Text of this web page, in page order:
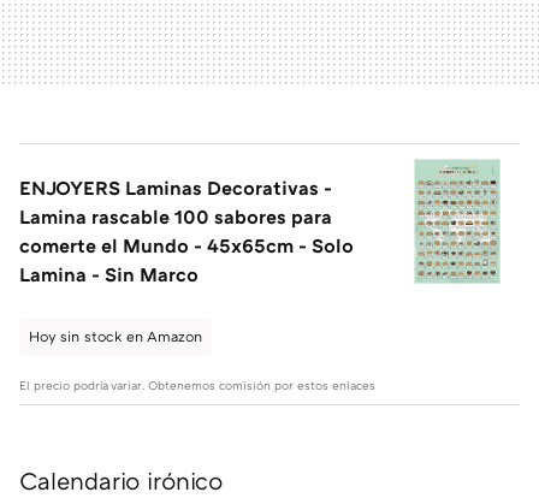
ENJOYERS Laminas Decorativas -
Lamina rascable 100 sabores para
comerte el Mundo - 45x65cm - Solo
Lamina - Sin Marco
Hoy sin stock en Amazon
El precio podría variar. Obtenemos comisión por estos enlaces
Calendario irónico